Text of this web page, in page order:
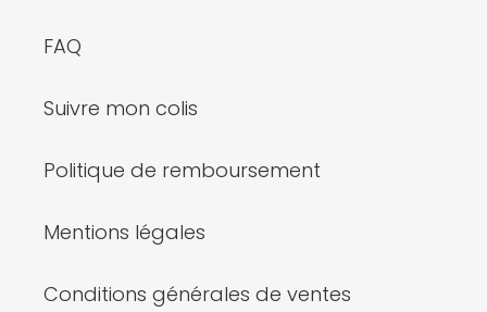
FAQ
Suivre mon colis
Politique de remboursement
Mentions légales
Conditions générales de ventes